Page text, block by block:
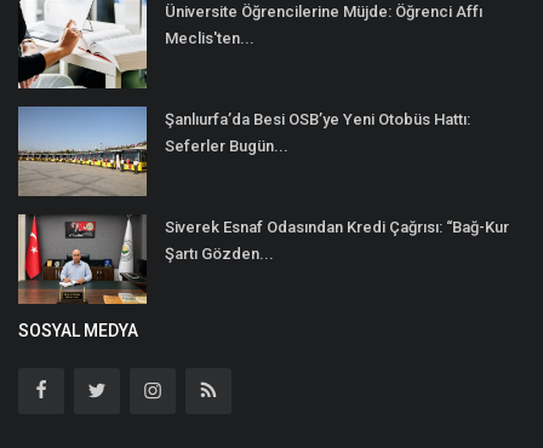
Üniversite Öğrencilerine Müjde: Öğrenci Affı
Meclis'ten...
Şanlıurfa’da Besi OSB’ye Yeni Otobüs Hattı:
Seferler Bugün...
Siverek Esnaf Odasından Kredi Çağrısı: “Bağ-Kur
Şartı Gözden...
SOSYAL MEDYA